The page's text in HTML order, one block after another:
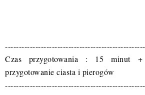
Czas przygotowania : 15 minut
przygotowanie ciasta i pierogów